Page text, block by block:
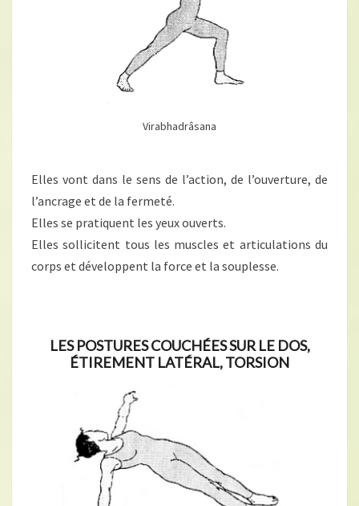
Virabhadrâsana
Elles vont dans le sens de l’action, de l’ouverture, de
l’ancrage et de la fermeté.
Elles se pratiquent les yeux ouverts.
Elles sollicitent tous les muscles et articulations du
corps et développent la force et la souplesse.
LES POSTURES COUCHÉES SUR LE DOS,
ÉTIREMENT LATÉRAL, TORSION